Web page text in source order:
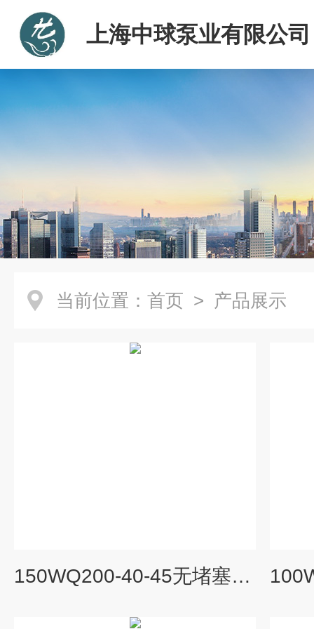
上海中球泵业有限公司
当前位置： 首页 > 产品展示
150WQ200-40-45无堵塞潜水排污泵